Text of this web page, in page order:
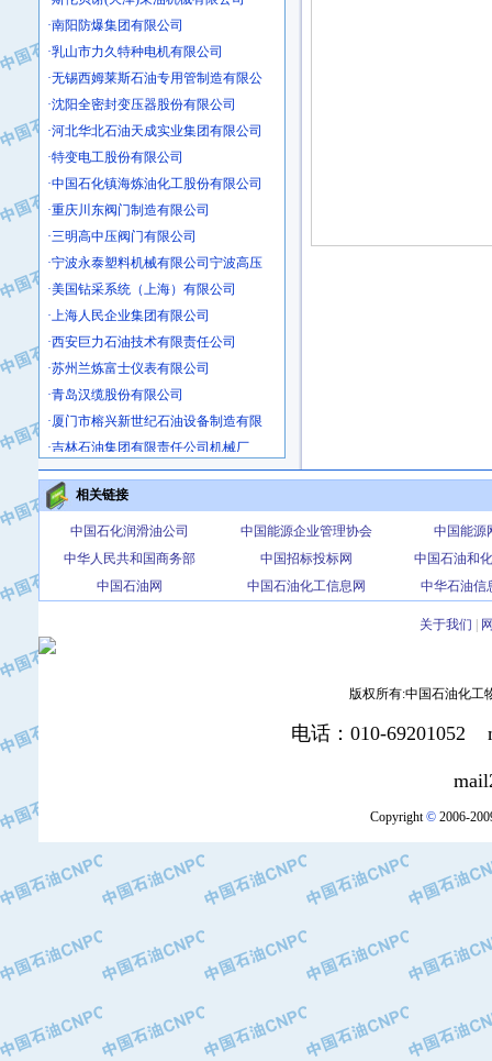
·南阳防爆集团有限公司
·乳山市力久特种电机有限公司
·无锡西姆莱斯石油专用管制造有限公
·沈阳全密封变压器股份有限公司
·河北华北石油天成实业集团有限公司
·特变电工股份有限公司
·中国石化镇海炼油化工股份有限公司
·重庆川东阀门制造有限公司
·三明高中压阀门有限公司
·宁波永泰塑料机械有限公司宁波高压
·美国钻采系统（上海）有限公司
·上海人民企业集团有限公司
·西安巨力石油技术有限责任公司
·苏州兰炼富士仪表有限公司
·青岛汉缆股份有限公司
·厦门市榕兴新世纪石油设备制造有限
·吉林石油集团有限责任公司机械厂
·大港油田集团中成机械制造有限公司
·承德司达石油装备开发公司
·大港油田集团中成机械制造有限公司
·四川明星电缆有限公司
·中国石油大庆石油化工总厂
·北京三盈联合石油技术有限公司
·北京长空工业有限公司
·河北保定天威集团特变电气有限公司
·中国石油抚顺石化公司
·中国石油辽阳石油化纤公司
·托肯恒山科技（广州）有限公司
·中国石油兰州石油化工公司
·大庆油田飞马有限公司
·大庆油田有限责任公司
·中国石油辽河油田分公司
相关链接
中国石化润滑油公司 中国能源企业管理协会
中国能源
中华人民共和国商务部
中国招标投标网
中国石油和
中国石油网
中国石油化工信息网 中华石油信
关于我们
版权所有:中国石油化工
电话：010-69201052
Copyright©2006-